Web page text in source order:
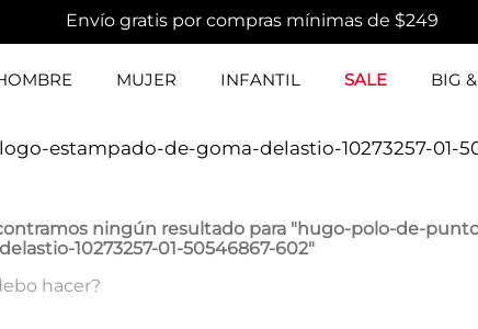
Envío gratis por compras mínimas de $249
MUJER INFANTIL SALE BIG &
estampado-de-goma-delastio-10273257-01-
ningún resultado para "hugo-polo-de-
10273257-01-50546867-602"
hacer?